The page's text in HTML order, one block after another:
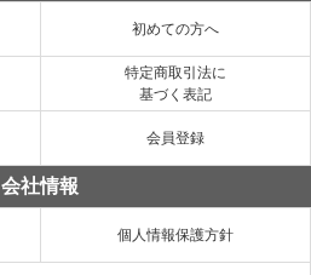
初めての方へ
特定商取引法に
基づく表記
会員登録
会社情報
個人情報保護方針